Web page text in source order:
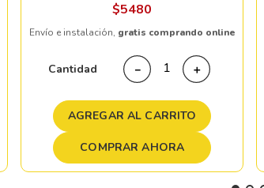
$5480
Envío e instalación, gratis comprando online
Cantidad ＋
－
AGREGAR AL CARRITO
COMPRAR AHORA